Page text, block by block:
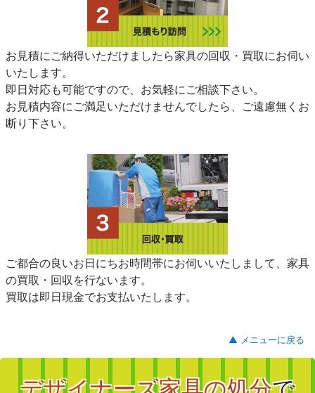
お見積にご納得いただけましたら家具の回収・買取にお伺い
いたします。
即日対応も可能ですので、お気軽にご相談下さい。
お見積内容にご満足いただけませんでしたら、ご遠慮無くお
断り下さい。
ご都合の良いお日にちお時間帯にお伺いいたしまして、家具
の買取・回収を行ないます。
買取は即日現金でお支払いたします。
▲ メニューに戻る